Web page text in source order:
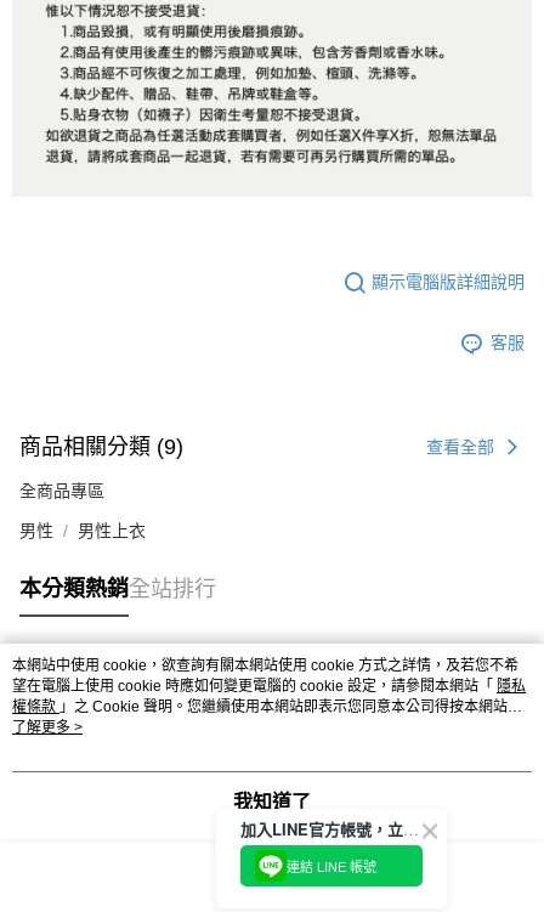
顯示電腦版詳細說明
客服
商品相關分類 (9) 查看全部
全商品專區
男性 男性上衣
本分類熱銷全站排行
熱門標籤
本網站中使用 cookie，欲查詢有關本網站使用 cookie 方式之詳情，及若您不希
望在電腦上使用 cookie 時應如何變更電腦的 cookie 設定，請參閱本網站「 隱私
權條款 」之 Cookie 聲明。您繼續使用本網站即表示您同意本公司得按本網站使
用條款之 Cookie 聲明使用 cookie。
了解更多 >
我知道了
加入LINE官方帳號，立即獲得$100購物金!
連結 LINE 帳號